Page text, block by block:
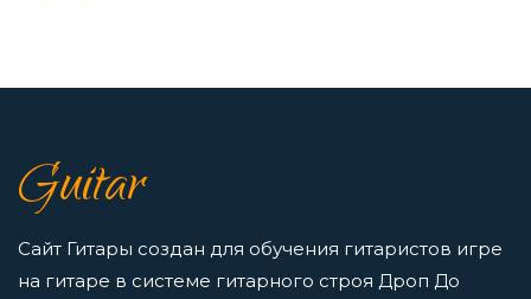
Железные мантры
Железный орех
7 нот в музыке: До, Ре, Ми, Фа, Соль, Ля, Си —
Просмотров: 16420 чел.
Перейти
Guitar
Сайт Гитары создан для обучения гитаристов игре
на гитаре в системе гитарного строя Дроп До